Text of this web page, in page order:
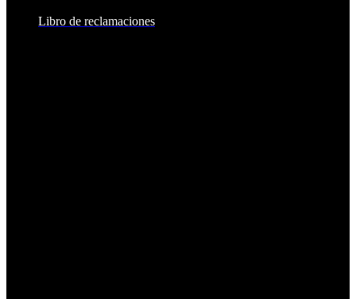
Libro de reclamaciones